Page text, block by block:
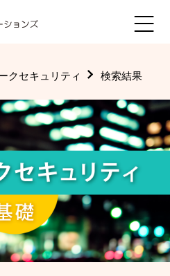
クセキュリティ 検索結果